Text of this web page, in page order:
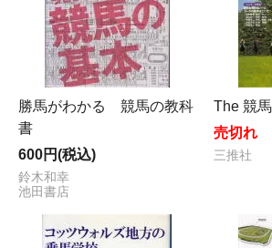
勝馬がわかる 競馬の教科
書
600円(税込)
鈴木和幸
池田書店
The 競
売切れ
三推社